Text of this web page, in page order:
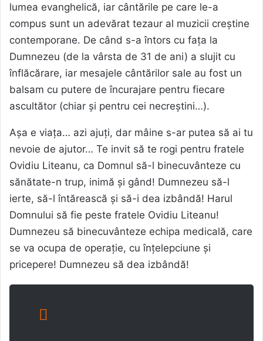
lumea evanghelică, iar cântările pe care le-a
compus sunt un adevărat tezaur al muzicii creștine
contemporane. De când s-a întors cu fața la
Dumnezeu (de la vârsta de 31 de ani) a slujit cu
înflăcărare, iar mesajele cântărilor sale au fost un
balsam cu putere de încurajare pentru fiecare
ascultător (chiar și pentru cei necreștini…).
Așa e viața… azi ajuți, dar mâine s-ar putea să ai tu
nevoie de ajutor… Te invit să te rogi pentru fratele
Ovidiu Liteanu, ca Domnul să-l binecuvânteze cu
sănătate-n trup, inimă și gând! Dumnezeu să-l
ierte, să-l întărească și să-i dea izbândă! Harul
Domnului să fie peste fratele Ovidiu Liteanu!
Dumnezeu să binecuvânteze echipa medicală, care
se va ocupa de operație, cu înțelepciune și
pricepere! Dumnezeu să dea izbândă!